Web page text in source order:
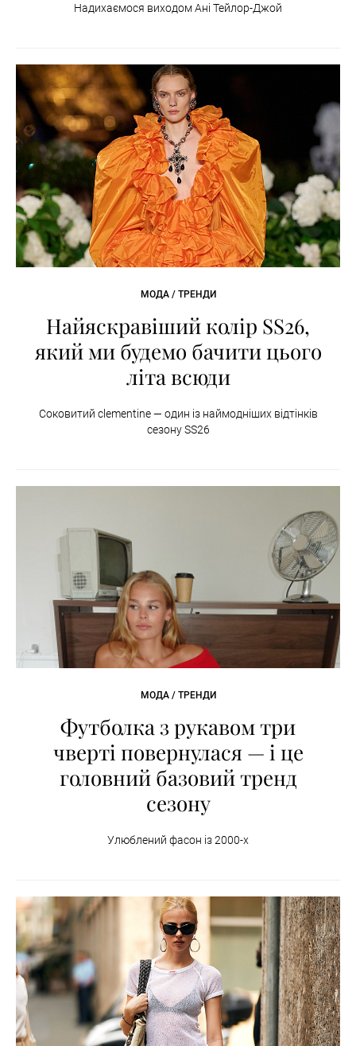
Надихаємося виходом Ані Тейлор-Джой
МОДА / ТРЕНДИ
Найяскравіший колір SS26,
який ми будемо бачити цього
літа всюди
Соковитий clementine — один із наймодніших відтінків
сезону SS26
МОДА / ТРЕНДИ
Футболка з рукавом три
чверті повернулася — і це
головний базовий тренд
сезону
Улюблений фасон із 2000-х